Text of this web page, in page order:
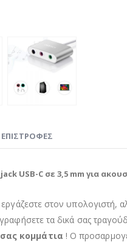
ΕΠΙΣΤΡΟΦΈΣ
USB-C σε 3,5 mm για
στον υπολογιστή,
τα δικά σας
κομμάτια ! Ο